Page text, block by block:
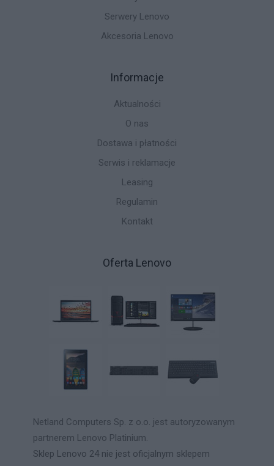
Serwery Lenovo
Akcesoria Lenovo
Informacje
Aktualności
O nas
Dostawa i płatności
Serwis i reklamacje
Leasing
Regulamin
Kontakt
Oferta Lenovo
Netland Computers Sp. z o.o. jest autoryzowanym
partnerem Lenovo Platinium.
Sklep Lenovo 24 nie jest oficjalnym sklepem